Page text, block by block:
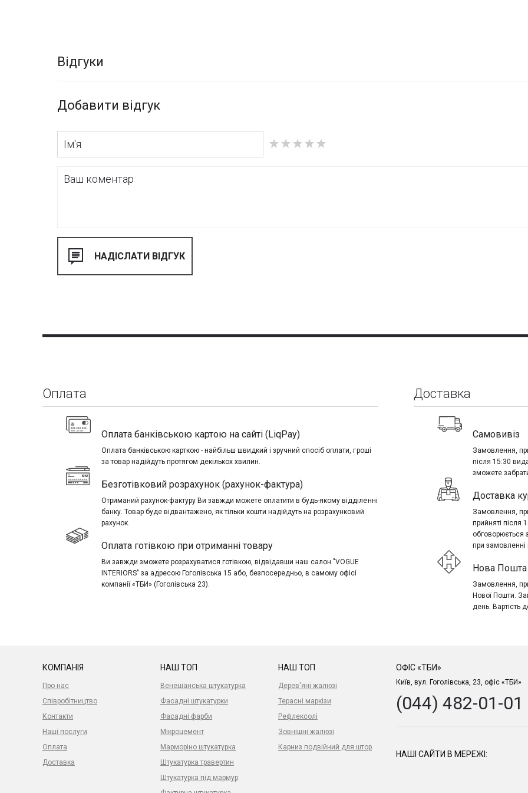
Відгуки
Добавити відгук
Оплата
Оплата банківською картою на сайті (LiqPay)
Оплата банківською карткою - найбільш швидкий і зручний спосіб оплати, гроші
за товар надійдуть протягом декількох хвилин.
Безготівковий розрахунок (рахунок-фактура)
Отриманий рахунок-фактуру Ви завжди можете оплатити в будь-якому відділенні
банку. Товар буде відвантажено, як тільки кошти надійдуть на розрахунковий
рахунок.
Оплата готівкою при отриманні товару
Ви завжди зможете розрахуватися готівкою, відвідавши наш салон "VOGUE
INTERIORS" за адресою Гоголівська 15 або, безпосередньо, в самому офісі
компанії «ТБИ» (Гоголівська 23).
Доставка
Самовивіз
Замовлення,
після 15:30
зможете
Доставка
Замовлення,
прийняті після
обговорюється
при замовленні
Нова Пошта
Замовлення,
Нової Пошти.
день. Вартість
КОМПАНІЯ
Про нас
Співробітництво
Контакти
Наші послуги
Оплата
Доставка
НАШ ТОП
Венеціанська штукатурка
Фасадні штукатурки
Фасадні фарби
Мікроцемент
Марморіно штукатурка
Штукатурка травертин
Штукатурка під мармур
НАШ ТОП
Дерев'яні жалюзі
Терасні маркізи
Рефлексолі
Зовнішні жалюзі
Карниз подвійний для штор
ОФІС «ТБИ»
Київ, вул. Гоголівська, 23, офіс «ТБИ»
(044) 482-01-01
НАШІ САЙТИ В МЕРЕЖІ: